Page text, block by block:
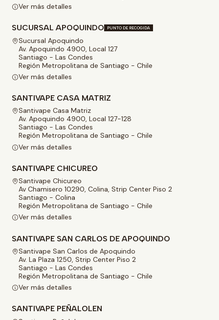
Ver más detalles
SUCURSAL APOQUINDO PUNTO DE RECOGIDA
Sucursal Apoquindo
Av. Apoquindo 4900, Local 127
Santiago - Las Condes
Región Metropolitana de Santiago - Chile
Ver más detalles
SANTIVAPE CASA MATRIZ
Santivape Casa Matriz
Av. Apoquindo 4900, Local 127-128
Santiago - Las Condes
Región Metropolitana de Santiago - Chile
Ver más detalles
SANTIVAPE CHICUREO
Santivape Chicureo
Av Chamisero 10290, Colina, Strip Center Piso 2
Santiago - Colina
Región Metropolitana de Santiago - Chile
Ver más detalles
SANTIVAPE SAN CARLOS DE APOQUINDO
Santivape San Carlos de Apoquindo
Av. La Plaza 1250, Strip Center Piso 2
Santiago - Las Condes
Región Metropolitana de Santiago - Chile
Ver más detalles
SANTIVAPE PEÑALOLEN